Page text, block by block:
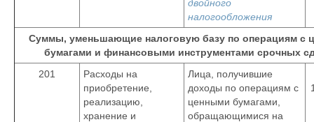
двойного
налогообложения
Суммы, уменьшающие налоговую базу по операциям с
бумагами и финансовыми инструментами срочных
201
Расходы на
приобретение,
реализацию,
хранение и
Лица, получившие
доходы по операциям с
ценными бумагами,
обращающимися на